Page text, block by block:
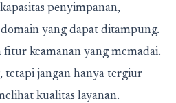
penyimpanan,
yang dapat ditampung.
fitur keamanan yang memadai.
tetapi jangan hanya tergiur
kualitas layanan.